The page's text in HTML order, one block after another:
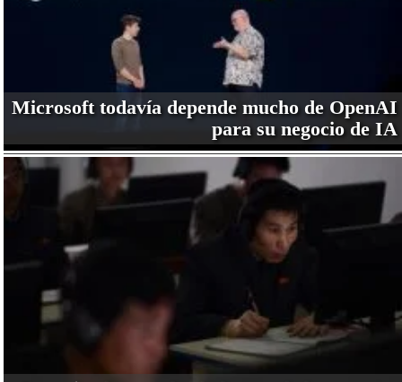
Microsoft todavía depende mucho de OpenAI
para su negocio de IA